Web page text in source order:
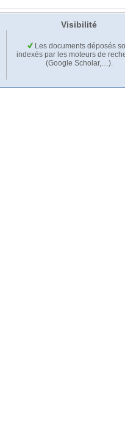
Visibilité
Les documents déposés
indexés par les moteurs de
(Google Scholar,…).